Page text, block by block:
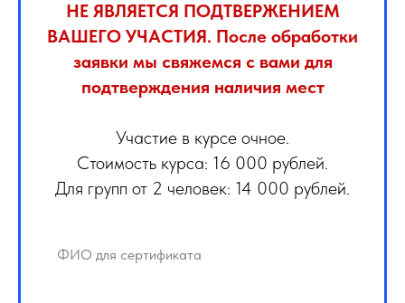
НЕ ЯВЛЯЕТСЯ ПОДТВЕРЖЕНИЕМ
ВАШЕГО УЧАСТИЯ. После обработки
заявки мы свяжемся с вами для
подтверждения наличия мест
Участие в курсе очное.
Стоимость курса: 16 000 рублей.
Для групп от 2 человек: 14 000 рублей.